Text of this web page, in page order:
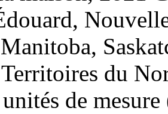
du
de